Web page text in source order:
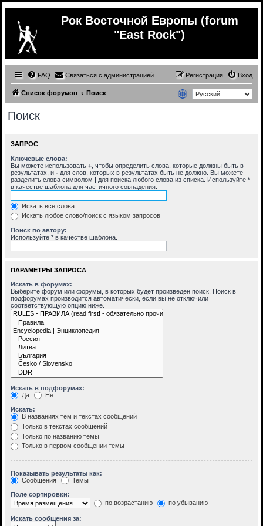
Рок Восточной Европы (forum
"East Rock")
FAQ Связаться с администрацией Вход
Регистрация
Список форумов Поиск
Поиск
ЗАПРОС
Ключевые слова:
Вы можете использовать + , чтобы определить слова, которые должны быть в
результатах, и - для слов, которых в результатах быть не должно. Вы можете
разделить слова символом | для поиска любого слова из списка. Используйте *
в качестве шаблона для частичного совпадения.
Искать все слова
Искать любое слово/поиск с языком запросов
Поиск по автору:
Используйте * в качестве шаблона.
ПАРАМЕТРЫ ЗАПРОСА
Искать в форумах:
Выберите форум или форумы, в которых будет произведён поиск. Поиск в
подфорумах производится автоматически, если вы не отключили
соответствующую опцию ниже.
Искать в подфорумах:
Да
Нет
Искать:
В названиях тем и текстах сообщений
Только в текстах сообщений
Только по названию темы
Только в первом сообщении темы
Показывать результаты как:
Сообщения
Темы
Поле сортировки:
по возрастанию
по убыванию
Искать сообщения за: